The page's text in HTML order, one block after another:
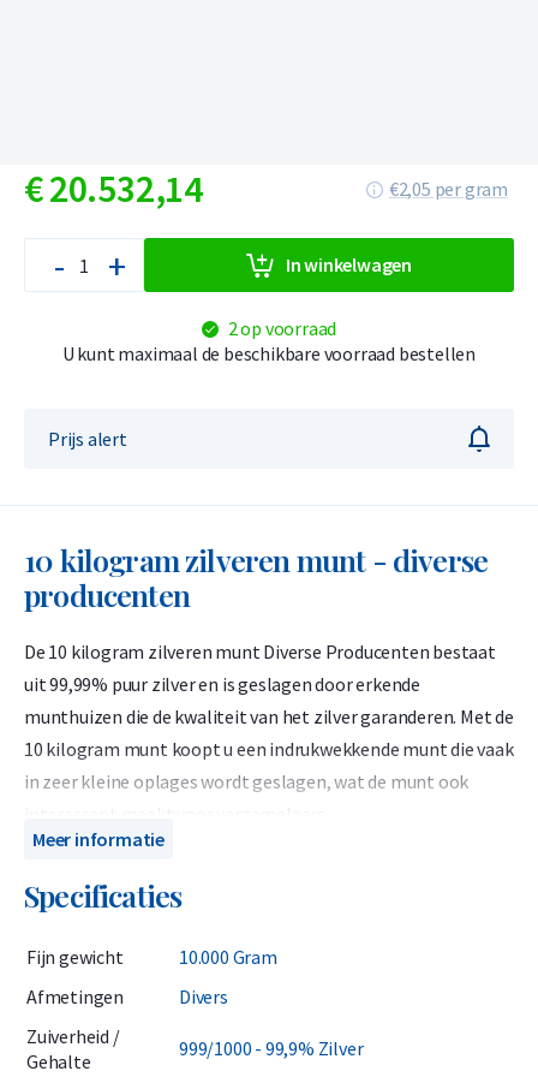
€20.532,14 €2,05 per gram
- + In winkelwagen
2 op voorraad
U kunt maximaal de beschikbare voorraad bestellen
Prijs alert
10 kilogram zilveren munt - diverse
producenten
De 10 kilogram zilveren munt Diverse Producenten bestaat
uit 99,99% puur zilver en is geslagen door erkende
munthuizen die de kwaliteit van het zilver garanderen. Met de
10 kilogram munt koopt u een indrukwekkende munt die vaak
in zeer kleine oplages wordt geslagen, wat de munt ook
interessant maakt voor verzamelaars.
munt u gaat ontvangen. De zilveren 10 kilogram
uit verschillende landen. De meest voorkomende 10 kilogram
munten zijn de Lunar-munten. Bij het bestellen van dit
munt ontvangt. De 10 kilogram zilveren Lunar-munt wordt
Meer informatie
Specificaties
Fijn gewicht
10.000 Gram
Afmetingen
Divers
Zuiverheid /
Gehalte
999/1000 - 99,9% Zilver